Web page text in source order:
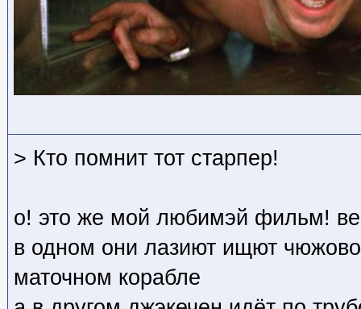
> Кто помнит тот старпер!
о! это же мой любимэй фильм!
в одном они лазиют ищют
маточном корабле